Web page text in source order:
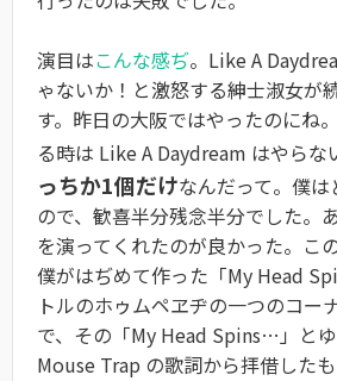
演目はこんな感ぢ。Like A
ゃないか！と激怒する紳士淑女が
す。昨日の大阪ではやったのにね
る時は Like A Daydream はやらな
っちか1個だけなんだって。僕
ので、歓喜半分残念半分でした。
を演ってくれたのが良かった。こ
僕がはぢめて作った「My Head
トルのホゥムペヱヂの一つのコー
で、その「My Head Spins…」と
Mouse Trap の歌詞から拝借したも